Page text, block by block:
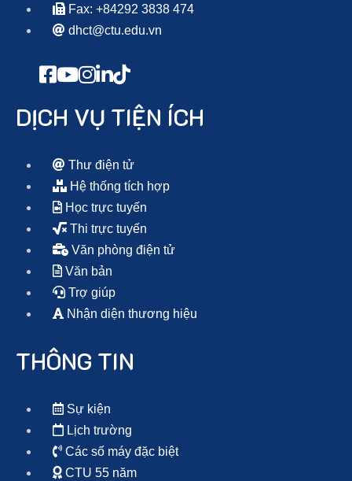
Fax: +84292 3838 474
dhct@ctu.edu.vn
DỊCH VỤ TIỆN ÍCH
Thư điện tử
Hệ thống tích hợp
Học trực tuyến
Thi trực tuyến
Văn phòng điện tử
Văn bản
Trợ giúp
Nhận diện thương hiệu
THÔNG TIN
Sự kiện
Lịch trường
Các số máy đặc biệt
CTU 55 năm